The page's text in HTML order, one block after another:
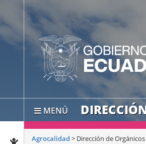
MENÚ
Agrocalidad > Dirección de Orgánicos